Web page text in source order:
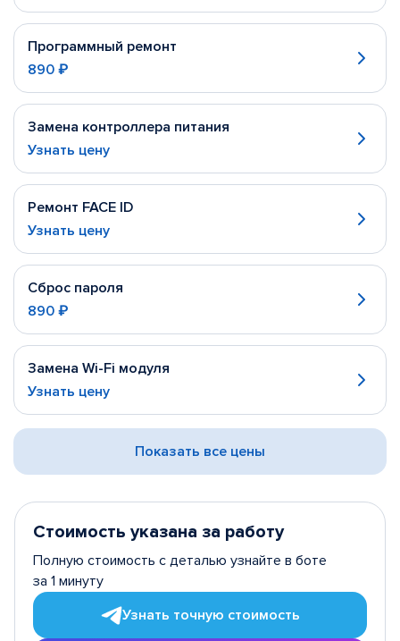
Программный ремонт
890 ₽
Замена контроллера питания
Узнать цену
Ремонт FACE ID
Узнать цену
Сброс пароля
890 ₽
Замена Wi-Fi модуля
Узнать цену
Показать все цены
Стоимость указана за работу
Полную стоимость с деталью узнайте в боте
за 1 минуту
Узнать точную стоимость